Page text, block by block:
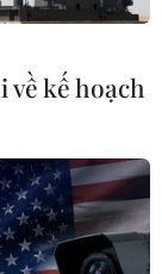
về kế hoạch